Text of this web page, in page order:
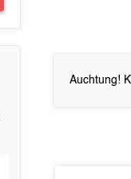
Auchtung!